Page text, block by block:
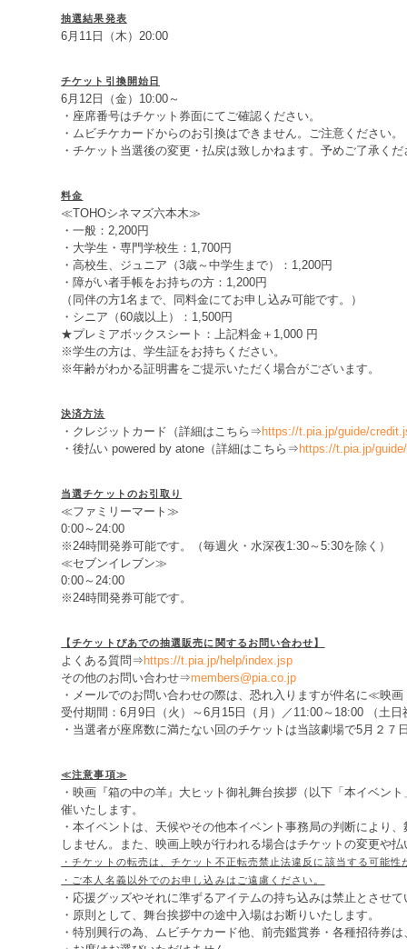
抽選結果発表
6月11日（木）20:00
チケット引換開始日
6月12日（金）10:00～
・座席番号はチケット券面にてご確認ください。
・ムビチケカードからのお引換はできません。ご注意ください。
・チケット当選後の変更・払戻は致しかねます。予めご了承くだ
料金
≪TOHOシネマズ六本木≫
・一般：2,200円
・大学生・専門学校生：1,700円
・高校生、ジュニア（3歳～中学生まで）：1,200円
・障がい者手帳をお持ちの方：1,200円
（同伴の方1名まで、同料金にてお申し込み可能です。）
・シニア（60歳以上）：1,500円
★プレミアボックスシート：上記料金＋1,000 円
※学生の方は、学生証をお持ちください。
※年齢がわかる証明書をご提示いただく場合がございます。
決済方法
・クレジットカード（詳細はこちら⇒ https://t.pia.jp/guide/
・後払い powered by atone（詳細はこちら⇒ https://t.pia.jp/
当選チケットのお引取り
≪ファミリーマート≫
0:00～24:00
※24時間発券可能です。（毎週火・水深夜1:30～5:30を除く）
≪セブンイレブン≫
0:00～24:00
※24時間発券可能です。
【チケットぴあでの抽選販売に関するお問い合わせ】
よくある質問⇒ https://t.pia.jp/help/index.jsp
その他のお問い合わせ⇒members@pia.co.jp
・メールでのお問い合わせの際は、恐れ入りますが件名に≪映
受付期間：6月9日（火）～6月15日（月）／11:00～18:00 （土日
・当選者が座席数に満たない回のチケットは当該劇場で5月２
≪注意事項≫
・映画『箱の中の羊』大ヒット御礼舞台挨拶（以下「本イベン
催いたします。
・本イベントは、天候やその他本イベント事務局の判断により
しません。また、映画上映が行われる場合はチケットの変更や
・チケットの転売は、チケット不正転売禁止法違反に該当する可能性
・ご本人名義以外でのお申し込みはご遠慮ください。
・応援グッズやそれに準ずるアイテムの持ち込みは禁止とさせて
・原則として、舞台挨拶中の途中入場はお断りいたします。
・特別興行の為、ムビチケカード他、前売鑑賞券・各種招待券は